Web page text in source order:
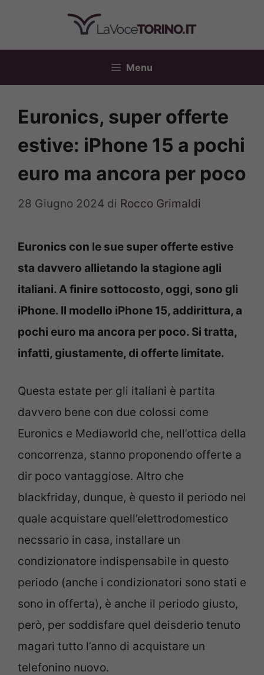
contenuto
Menu
Euronics, super offerte
estive: iPhone 15 a pochi
euro ma ancora per poco
28 Giugno 2024 di Rocco Grimaldi
Euronics con le sue super offerte estive
sta davvero allietando la stagione agli
italiani. A finire sottocosto, oggi, sono gli
iPhone. Il modello iPhone 15, addirittura, a
pochi euro ma ancora per poco. Si tratta,
infatti, giustamente, di offerte limitate.
Questa estate per gli italiani è partita
davvero bene con due colossi come
Euronics e Mediaworld che, nell’ottica della
concorrenza, stanno proponendo offerte a
dir poco vantaggiose. Altro che
blackfriday, dunque, è questo il periodo nel
quale acquistare quell’elettrodomestico
necssario in casa, installare un
condizionatore indispensabile in questo
periodo (anche i condizionatori sono stati e
sono in offerta), è anche il periodo giusto,
però, per soddisfare quel deisderio tenuto
magari tutto l’anno di acquistare un
telefonino nuovo.